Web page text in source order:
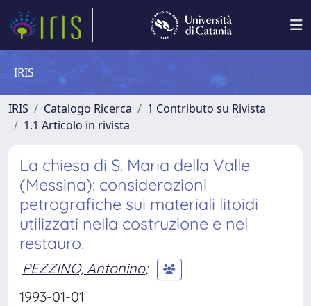
IRIS
IRIS Catalogo Ricerca
1 Contributo su Rivista
1.1 Articolo in rivista
La chiesa di S. Maria della Valle
(Messina): considerazioni
petrografiche sui materiali litoidi
utilizzati nella costruzione e nel
restauro.
PEZZINO, Antonino;
1993-01-01